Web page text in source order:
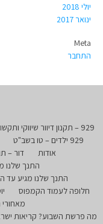
יולי 2018
ינואר 2017
Meta
התחבר
929 – תקנון דיוור שיווקי ותקשורת דיגיטלית
929 ילדים – טו בשב"ט
אודות
דור –
התנך שלנו
התנך שלנו מגיע עד
חלופה לעמוד הקמפוס
מה פרשת השבוע? קריאות